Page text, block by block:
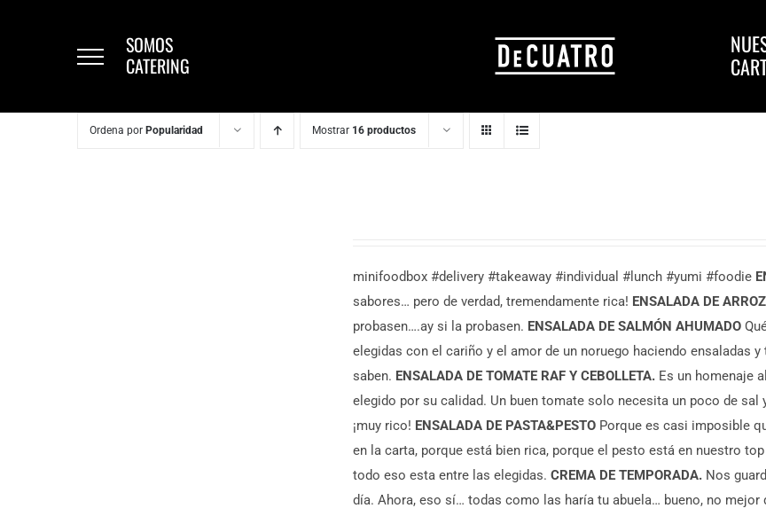
SOMOS
CATERING
Ordena por Popularidad Mostrar 16 productos
minifoodbox #delivery #takeaway #individual #lunch #yumi #foodie
sabores… pero de verdad, tremendamente rica! ENSALADA DE
probasen….ay si la probasen. ENSALADA DE SALMÓN AHUMADO
elegidas con el cariño y el amor de un noruego haciendo ensaladas
saben. ENSALADA DE TOMATE RAF Y CEBOLLETA. Es un homenaje
elegido por su calidad. Un buen tomate solo necesita un poco de
¡muy rico! ENSALADA DE PASTA&PESTO Porque es casi imposible
en la carta, porque está bien rica, porque el pesto está en nuestro
todo eso esta entre las elegidas.CREMA DE TEMPORADA. Nos
día. Ahora, eso sí… todas como las haría tu abuela… bueno, no